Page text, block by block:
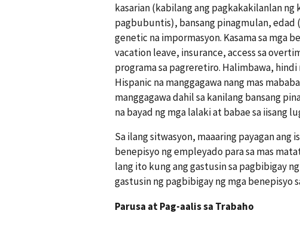
kasarian (kabilang ang pagkakakilanlan
pagbubuntis), bansang pinagmulan, edad
genetic na impormasyon. Kasama sa mga
vacation leave, insurance, access sa
programa sa pagreretiro. Halimbawa,
Hispanic na manggagawa nang mas
manggagawa dahil sa kanilang bansang
na bayad ng mga lalaki at babae sa iisang
Sa ilang sitwasyon, maaaring payagan ang
benepisyo ng empleyado para sa mas
lang ito kung ang gastusin sa pagbibigay
gastusin ng pagbibigay ng mga benepisyo
Parusa at Pag-aalis sa Trabaho